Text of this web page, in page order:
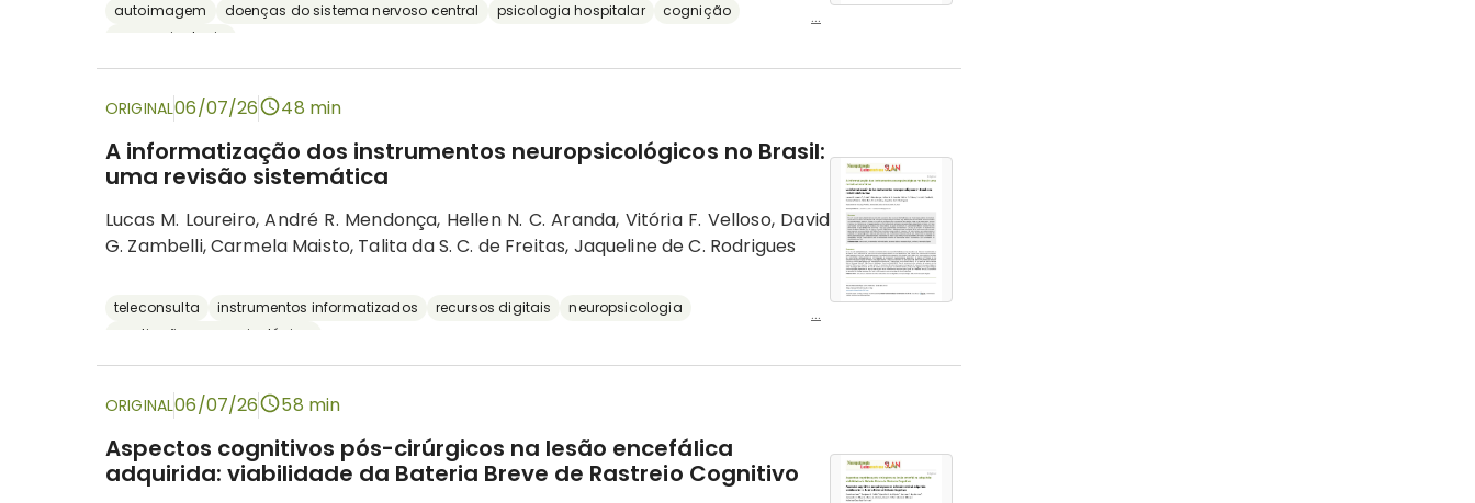
autoimagem doenças do sistema nervoso central psicologia hospitalar
cognição
neuropsicologia
...
ORIGINAL06/07/26 48 min
A informatização dos instrumentos neuropsicológicos no Brasil:
uma revisão sistemática
Lucas M. Loureiro, André R. Mendonça, Hellen N. C. Aranda, Vitória F. Velloso, David
G. Zambelli, Carmela Maisto, Talita da S. C. de Freitas, Jaqueline de C. Rodrigues
teleconsulta instrumentos informatizados recursos digitais
neuropsicologia
avaliação neuropsicológica
...
ORIGINAL06/07/26 58 min
Aspectos cognitivos pós-cirúrgicos na lesão encefálica
adquirida: viabilidade da Bateria Breve de Rastreio Cognitivo